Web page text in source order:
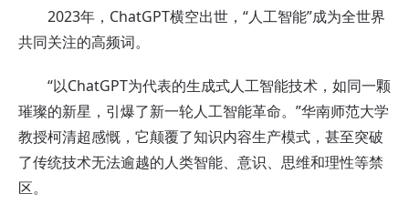
2023年，ChatGPT横空出世，“人工智能”成为全世界
共同关注的高频词。
“以ChatGPT为代表的生成式人工智能技术，如同一颗
璀璨的新星，引爆了新一轮人工智能革命。”华南师范大学
教授柯清超感慨，它颠覆了知识内容生产模式，甚至突破
了传统技术无法逾越的人类智能、意识、思维和理性等禁
区。